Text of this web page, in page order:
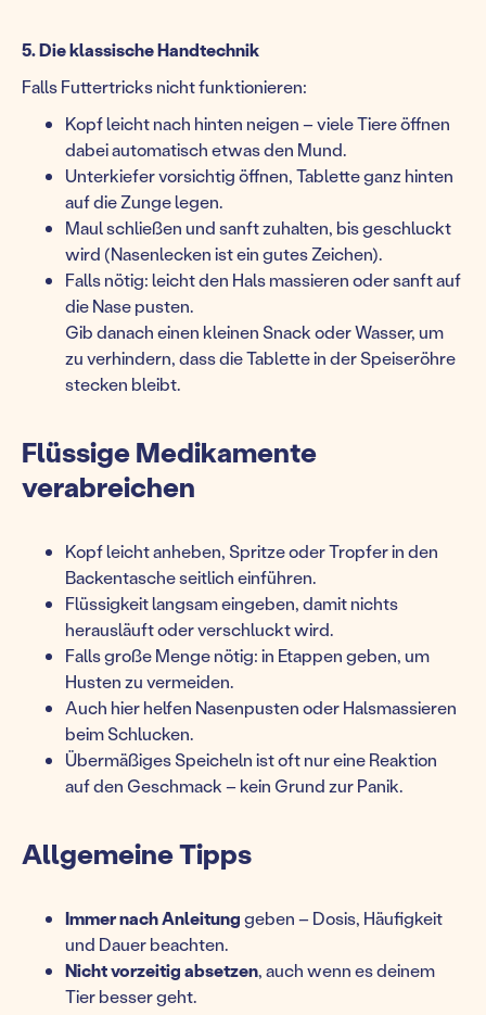
5. Die klassische Handtechnik
Falls Futtertricks nicht funktionieren:
Kopf leicht nach hinten neigen – viele Tiere öffnen
dabei automatisch etwas den Mund.
Unterkiefer vorsichtig öffnen, Tablette ganz hinten
auf die Zunge legen.
Maul schließen und sanft zuhalten, bis geschluckt
wird (Nasenlecken ist ein gutes Zeichen).
Falls nötig: leicht den Hals massieren oder sanft auf
die Nase pusten.
Gib danach einen kleinen Snack oder Wasser, um
zu verhindern, dass die Tablette in der Speiseröhre
stecken bleibt.
Flüssige Medikamente
verabreichen
Kopf leicht anheben, Spritze oder Tropfer in den
Backentasche seitlich einführen.
Flüssigkeit langsam eingeben, damit nichts
herausläuft oder verschluckt wird.
Falls große Menge nötig: in Etappen geben, um
Husten zu vermeiden.
Auch hier helfen Nasenpusten oder Halsmassieren
beim Schlucken.
Übermäßiges Speicheln ist oft nur eine Reaktion
auf den Geschmack – kein Grund zur Panik.
Allgemeine Tipps
Immer nach Anleitunggeben – Dosis, Häufigkeit
und Dauer beachten.
Nicht vorzeitig absetzen, auch wenn es deinem
Tier besser geht.